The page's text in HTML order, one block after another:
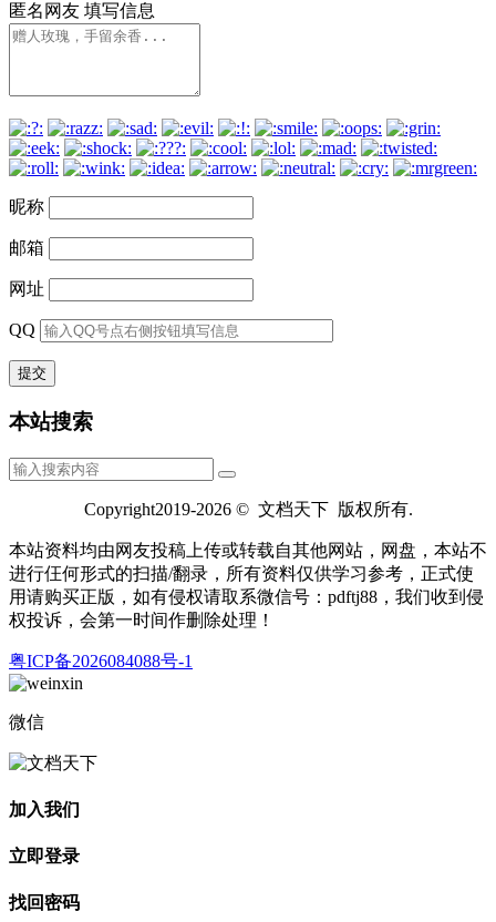
匿名网友 填写信息
昵称
邮箱
网址
QQ
本站搜索
Copyright2019-2026 © 文档天下 版权所有.
本站资料均由网友投稿上传或转载自其他网站，网盘，本站不
进行仼何形式的扫描/翻录，所有资料仅供学习参考，正式使
用请购买正版，如有侵权请取系微信号：pdftj88，我们收到侵
权投诉，会第一时间作删除处理！
粤ICP备2026084088号-1
微信
加入我们
立即登录
找回密码